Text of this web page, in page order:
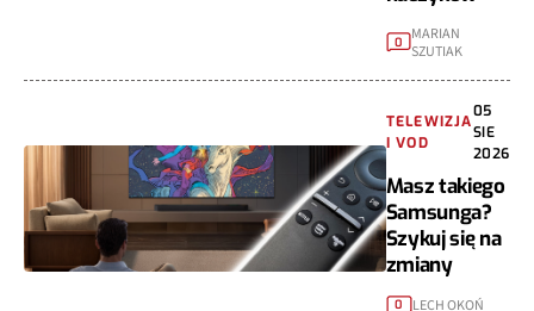
0
MARIAN
SZUTIAK
TELEWIZJA
I VOD
05
SIE
2026
Masz takiego
Samsunga?
Szykuj się na
zmiany
0 LECH OKOŃ